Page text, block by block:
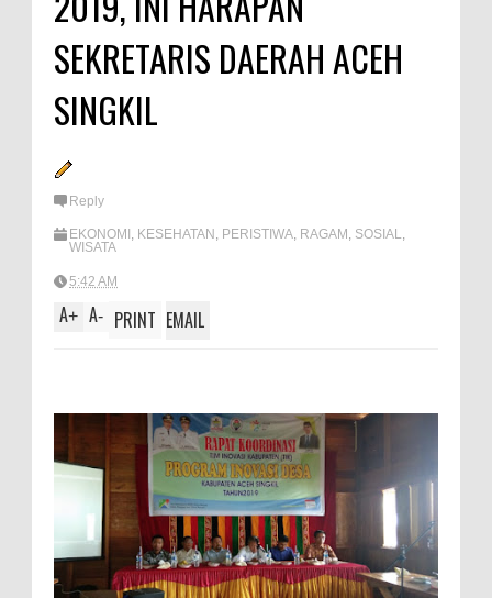
SEKRETARIS DAERAH ACEH
SINGKIL
Reply
EKONOMI , KESEHATAN , PERISTIWA, RAGAM , SOSIAL,
WISATA
5:42 AM
A+ A- PRINT EMAIL